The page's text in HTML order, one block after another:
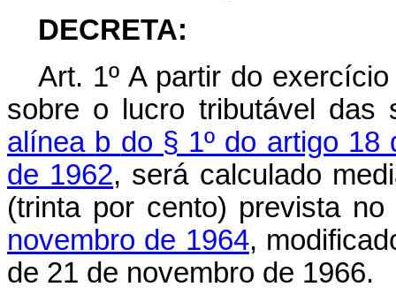
DECRETA:
Art. 1º A partir do
sobre o lucro tributável das
alínea b do § 1º do artigo 18
de 1962, será calculado
(trinta por cento) prevista no
novembro de 1964,
de 21 de novembro de 1966.